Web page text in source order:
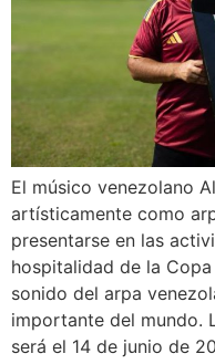
El músico venezolano
artísticamente como
presentarse en las
hospitalidad de la
sonido del arpa
importante del mundo.
será el 14 de junio de